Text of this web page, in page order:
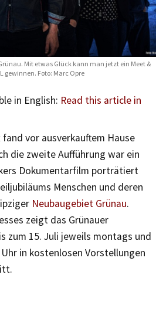
Mit etwas Glück kann man jetzt ein Meet &
gewinnen. Foto: Marc Opre
in English: Read this article in
fand vor ausverkauftem Hause
die zweite Aufführung war ein
Dokumentarfilm porträtiert
Menschen und deren
Neubaugebiet Grünau.
zeigt das Grünauer
zum 15. Juli jeweils montags und
in kostenlosen Vorstellungen